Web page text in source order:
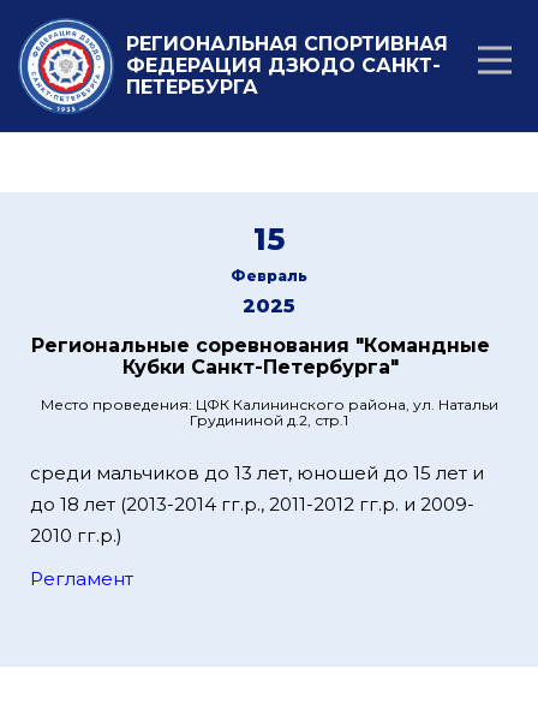
РЕГИОНАЛЬНАЯ СПОРТИВНАЯ
ФЕДЕРАЦИЯ ДЗЮДО САНКТ-
ПЕТЕРБУРГА
15
Февраль
2025
Региональные соревнования "Командные
Кубки Санкт-Петербурга"
Место проведения: ЦФК Калининского района, ул. Натальи
Грудининой д.2, стр.1
среди мальчиков до 13 лет, юношей до 15 лет и
до 18 лет (2013-2014 гг.р., 2011-2012 гг.р. и 2009-
2010 гг.р.)
Регламент